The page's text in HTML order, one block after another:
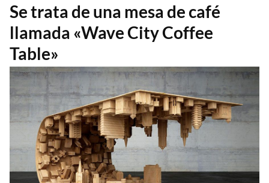
Se trata de una mesa de café
llamada «Wave City Coffee
Table»